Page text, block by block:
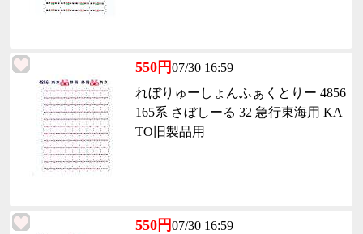
550円07/30 16:59
れぼりゅーしょんふぁくとりー 4856
165系 さぼしーる 32 急行東海用 KA
TO旧製品用
550円07/30 16:59